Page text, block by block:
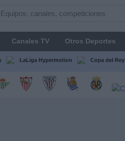
Canales TV Otros Deportes
LaLiga Hypermotion Copa del Rey